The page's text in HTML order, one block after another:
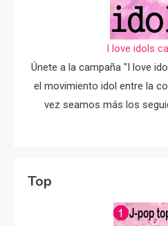
I love idols
Únete a la campaña "I love
el movimiento idol entre la
vez seamos más los
Top